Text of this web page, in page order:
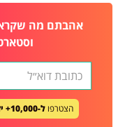
אהבתם מה
הצטרפו ל-10,000+ יזמים ויזמות